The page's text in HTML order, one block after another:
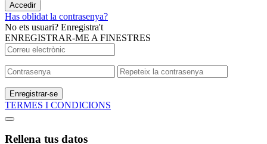
Accedir
Has oblidat la contrasenya?
No ets usuari? Enregistra't
ENREGISTRAR-ME A FINESTRES
Enregistrar-se
TERMES I CONDICIONS
Rellena tus datos